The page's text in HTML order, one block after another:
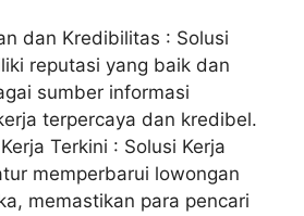
dan Kredibilitas : Solusi
reputasi yang baik dan
sumber informasi
terpercaya dan kredibel.
Terkini : Solusi Kerja
memperbarui lowongan
memastikan para pencari